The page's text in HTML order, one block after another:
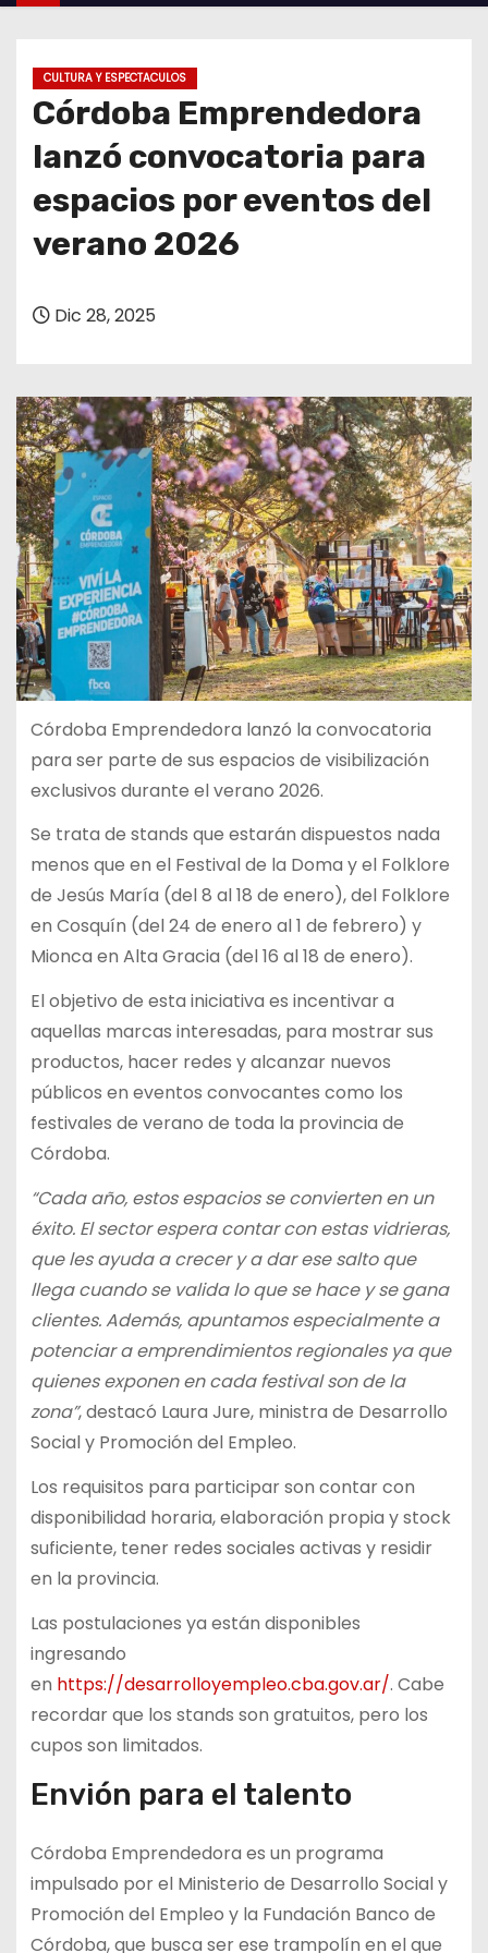
o
CULTURA Y ESPECTACULOS
Córdoba Emprendedora
lanzó convocatoria para
espacios por eventos del
verano 2026
Dic 28, 2025
Córdoba Emprendedora lanzó la convocatoria
para ser parte de sus espacios de visibilización
exclusivos durante el verano 2026.
Se trata de stands que estarán dispuestos nada
menos que en el Festival de la Doma y el Folklore
de Jesús María (del 8 al 18 de enero), del Folklore
en Cosquín (del 24 de enero al 1 de febrero) y
Mionca en Alta Gracia (del 16 al 18 de enero).
El objetivo de esta iniciativa es incentivar a
aquellas marcas interesadas, para mostrar sus
productos, hacer redes y alcanzar nuevos
públicos en eventos convocantes como los
festivales de verano de toda la provincia de
Córdoba.
“Cada año, estos espacios se convierten en un
éxito. El sector espera contar con estas vidrieras,
que les ayuda a crecer y a dar ese salto que
llega cuando se valida lo que se hace y se gana
clientes. Además, apuntamos especialmente a
potenciar a emprendimientos regionales ya que
quienes exponen en cada festival son de la
zona”, destacó Laura Jure, ministra de Desarrollo
Social y Promoción del Empleo.
Los requisitos para participar son contar con
disponibilidad horaria, elaboración propia y stock
suficiente, tener redes sociales activas y residir
en la provincia.
Las postulaciones ya están disponibles
ingresando
en https://desarrolloyempleo.cba.gov.ar/. Cabe
recordar que los stands son gratuitos, pero los
cupos son limitados.
Envión para el talento
Córdoba Emprendedora es un programa
impulsado por el Ministerio de Desarrollo Social y
Promoción del Empleo y la Fundación Banco de
Córdoba, que busca ser ese trampolín en el que